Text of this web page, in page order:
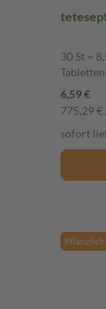
30 St =
Tabletten
6,59 €
775,29 €
sofort
Pflanzlich